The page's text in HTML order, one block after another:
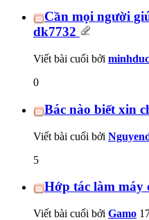
Cần mọi người
dk7732
Viết bài cuối bởi
0
Bác nào biết xin
Viết bài cuối bởi
5
Hớp tác làm máy
Viết bài cuối bởi Gamo